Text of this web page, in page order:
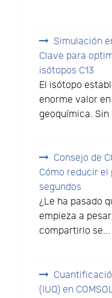
Simulación
Clave para
isótopos C13
El isótopo
enorme valor
geoquímica. Sin
Consejo de
Cómo reducir el
segundos
¿Le ha pasado
empieza a
compartirlo se...
(IUQ) en